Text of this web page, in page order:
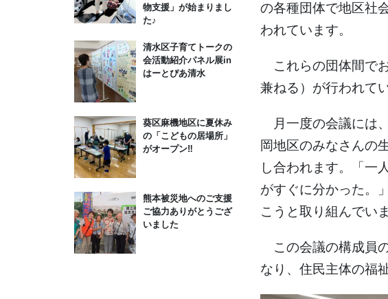
物支援」が始まりまし
た♪
清水区子育てトークの
会活動紹介パネル展in
はーとぴあ清水
葵区麻機地区に夏休み
の「こどもの居場所」
がオープン‼
熊本被災地へのご支援
ご協力ありがとうござ
いました
の各種団体で地区社
われています。
これらの団体間で
兼ねる）が行われて
月一度の会議には
岡地区のみなさんの
し合われます。「一
がすぐに分かった。
こうと取り組んでいま
この会議の構成員
なり、住民主体の福